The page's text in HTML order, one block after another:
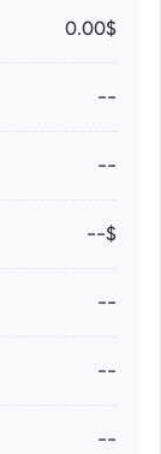
0.00$
--
--
--$
--
--
--